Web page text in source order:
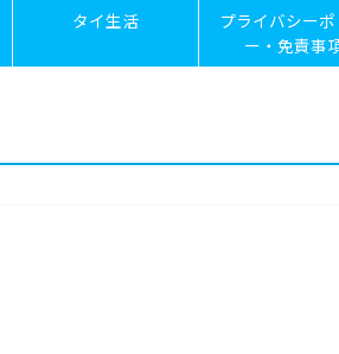
タイ生活
プライバシーポ
ー・免責事